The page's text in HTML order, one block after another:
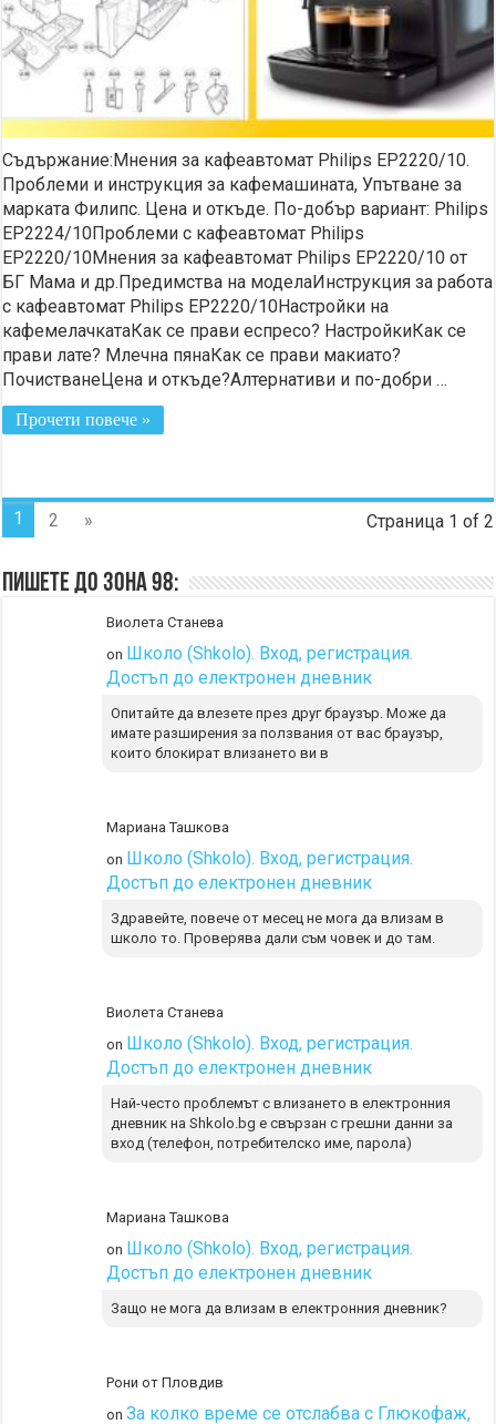
Съдържание:Мнения за кафеавтомат Philips EP2220/10.
Проблеми и инструкция за кафемашината, Упътване за
марката Филипс. Цена и откъде. По-добър вариант: Philips
EP2224/10Проблеми с кафеавтомат Philips
EP2220/10Мнения за кафеавтомат Philips EP2220/10 от
БГ Мама и др.Предимства на моделаИнструкция за работа
с кафеавтомат Philips EP2220/10Настройки на
кафемелачкатаКак се прави еспресо? НастройкиКак се
прави лате? Млечна пянаКак се прави макиато?
ПочистванеЦена и откъде?Алтернативи и по-добри …
Прочети повече »
Страница 1 of 2
1 2 »
Пишете до Зона 98:
Виолета Станева
on Школо (Shkolo). Вход, регистрация.
Достъп до електронен дневник
Опитайте да влезете през друг браузър. Може да
имате разширения за ползвания от вас браузър,
които блокират влизането ви в
Мариана Ташкова
on Школо (Shkolo). Вход, регистрация.
Достъп до електронен дневник
Здравейте, повече от месец не мога да влизам в
школо то. Проверява дали съм човек и до там.
Виолета Станева
on Школо (Shkolo). Вход, регистрация.
Достъп до електронен дневник
Най-често проблемът с влизането в електронния
дневник на Shkolo.bg е свързан с грешни данни за
вход (телефон, потребителско име, парола)
Мариана Ташкова
on Школо (Shkolo). Вход, регистрация.
Достъп до електронен дневник
Защо не мога да влизам в електронния дневник?
Рони от Пловдив
onЗа колко време се отслабва с Глюкофаж,